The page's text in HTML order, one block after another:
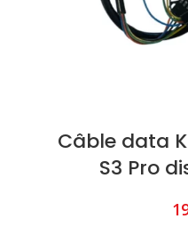
Câble data
S3 Pro